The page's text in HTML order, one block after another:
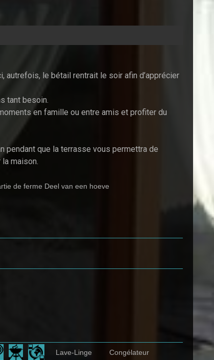
autrefois, le bétail rentrait le soir afin d’apprécier
tant besoin.
en famille ou entre amis et profiter du
pendant que la terrasse vous permettra de
maison.
de ferme Deel van een hoeve
Lave-Linge
Congélateur